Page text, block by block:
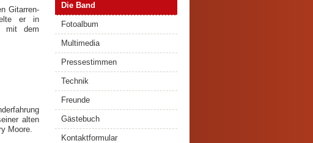
Die Band
Fotoalbum
Multimedia
Pressestimmen
Technik
Freunde
Gästebuch
Kontaktformular
Gitarren-
er in
mit dem
alten
Moore.